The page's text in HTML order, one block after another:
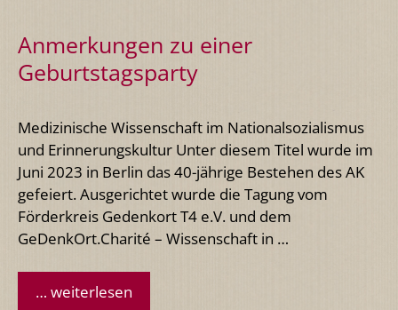
Anmerkungen zu einer
Geburtstagsparty
Medizinische Wissenschaft im Nationalsozialismus
und Erinnerungskultur Unter diesem Titel wurde im
Juni 2023 in Berlin das 40-jährige Bestehen des AK
gefeiert. Ausgerichtet wurde die Tagung vom
Förderkreis Gedenkort T4 e.V. und dem
GeDenkOrt.Charité – Wissenschaft in …
… weiterlesen